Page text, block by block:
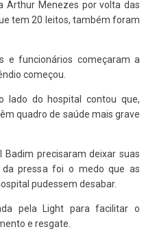
Arthur Menezes por volta das
tem 20 leitos, também foram
e funcionários começaram a
começou.
lado do hospital contou que,
quadro de saúde mais grave
Badim precisaram deixar suas
da pressa foi o medo que as
pudessem desabar.
pela Light para facilitar o
e resgate.